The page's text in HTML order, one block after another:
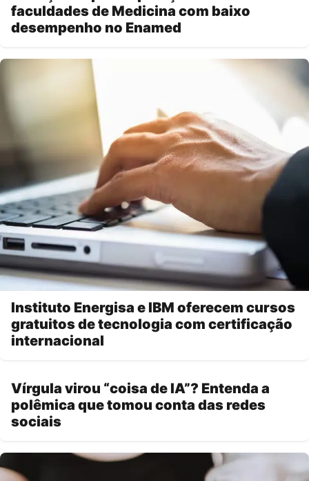
faculdades de Medicina com baixo
desempenho no Enamed
Instituto Energisa e IBM oferecem cursos
gratuitos de tecnologia com certificação
internacional
Vírgula virou “coisa de IA”? Entenda a
polêmica que tomou conta das redes
sociais